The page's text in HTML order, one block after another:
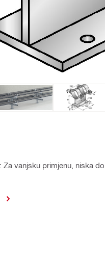
Za vanjsku primjenu, niska